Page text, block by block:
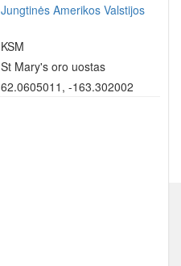
Jungtinės Amerikos Valstijos
KSM
St Mary's oro uostas
62.0605011, -163.302002